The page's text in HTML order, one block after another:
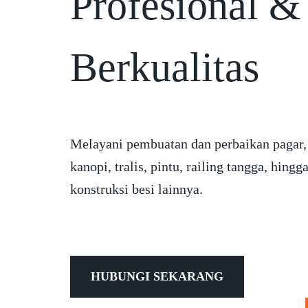
Berkualitas
Melayani pembuatan dan perbaikan pagar,
kanopi, tralis, pintu, railing tangga, hingga
konstruksi besi lainnya.
HUBUNGI SEKARANG